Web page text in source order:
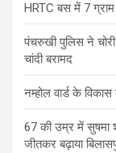
HRTC बस में 7
पंचरुखी पुलिस ने चोरी
चांदी बरामद
नम्होल वार्ड के
67 की उम्र में सुषमा
जीतकर बढ़ाया